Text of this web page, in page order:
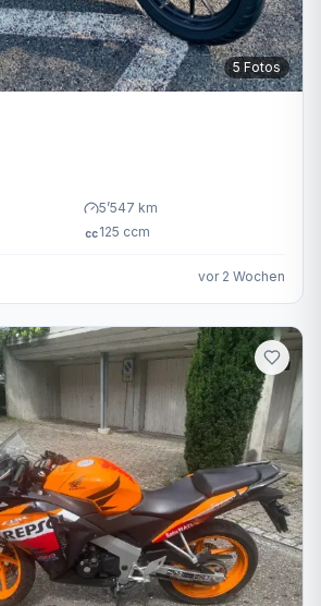
5 Fotos
5’547 km
cc125 ccm
vor 2 Wochen